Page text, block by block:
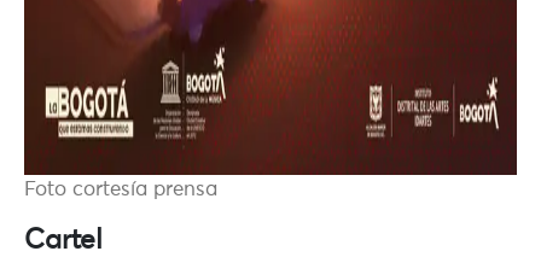
Foto cortesía prensa
Cartel